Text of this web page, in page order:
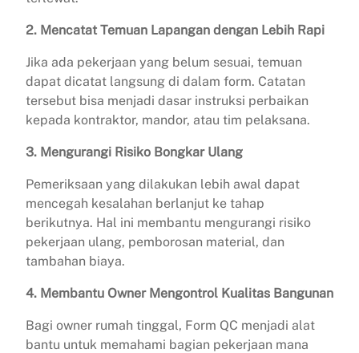
2. Mencatat Temuan Lapangan dengan Lebih Rapi
Jika ada pekerjaan yang belum sesuai, temuan
dapat dicatat langsung di dalam form. Catatan
tersebut bisa menjadi dasar instruksi perbaikan
kepada kontraktor, mandor, atau tim pelaksana.
3. Mengurangi Risiko Bongkar Ulang
Pemeriksaan yang dilakukan lebih awal dapat
mencegah kesalahan berlanjut ke tahap
berikutnya. Hal ini membantu mengurangi risiko
pekerjaan ulang, pemborosan material, dan
tambahan biaya.
4. Membantu Owner Mengontrol Kualitas Bangunan
Bagi owner rumah tinggal, Form QC menjadi alat
bantu untuk memahami bagian pekerjaan mana